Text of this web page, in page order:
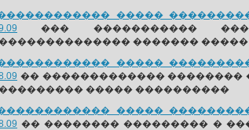
�����
��� �����������
�������
�����
�� ������������� ��������
����� ����������
�����
�� �������� ��������� �